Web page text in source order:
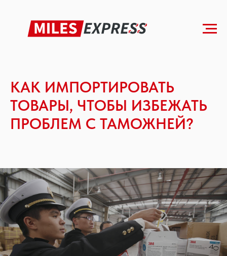
Главная » Блог » Как импортировать товары
КАК ИМПОРТИРОВАТЬ
ТОВАРЫ, ЧТОБЫ ИЗБЕЖАТЬ
ПРОБЛЕМ С ТАМОЖНЕЙ?